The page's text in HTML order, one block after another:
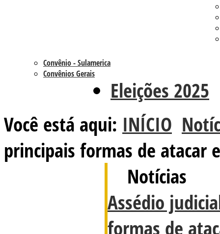
Convênio - Sulamerica
Convênios Gerais
Eleições 2025
Você está aqui: INÍCIO
principais formas de atacar
Notícias
Assédio
formas de